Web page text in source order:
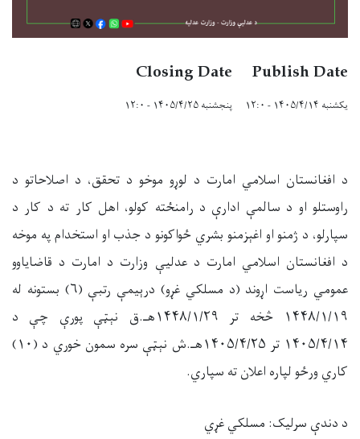
Publish Date
یکشنبه ۱۴۰۵/۴/۱۴ - ۱۲:۰
Closing Date
پنجشنبه ۱۴۰۵/۴/۲۵ - ۱۲:۰
د افغانستان اسلامي امارت د لوړو موخو د تحقق، د اصلاحاتو د
راوستلو او د سالمې ادارې د رامنځته کولو، اهل کار ته د کار د
سپارلو، د ژمنو او اغېزمنو بشري ځواکونو د جذب او استخدام په موخه
د افغانستان اسلامي امارت د عدلیې وزارت د امارت د قاضایاوو
عمومي ریاست اړوند (د مسلکي غړو) درېیمې رتبې (۶) بستونه له
۱۴۴۸/۱/۱۹
څخه تر ۱۴۴۸/۱/۲۹هـ.ق نېټې پورې چې د
۱۴۰۵/۴/۱۴ تر ۱۴۰۵
/۴/۲۵هـ.ش نېټې سره سمون خوري د (۱۰)
کاري ورځو لپاره اعلان ته سپاري.
د دندې سرلیک: مسلکي غړي